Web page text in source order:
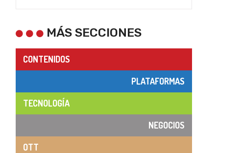
MÁS SECCIONES
CONTENIDOS
PLATAFORMAS
TECNOLOGÍA
NEGOCIOS
OTT